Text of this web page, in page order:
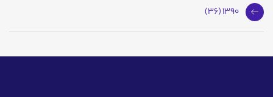
1390 (36)